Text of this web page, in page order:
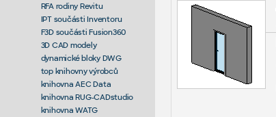
RFA rodiny Revitu
IPT součásti Inventoru
F3D součásti Fusion360
3D CAD modely
dynamické bloky DWG
top knihovny výrobců
knihovna AEC Data
knihovna RUG-CADstudio
knihovna WATG